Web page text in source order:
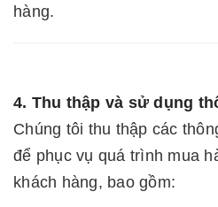
hàng.
4. Thu thập và sử dụng
Chúng tôi thu thập các
để phục vụ quá trình mua
khách hàng, bao gồm: